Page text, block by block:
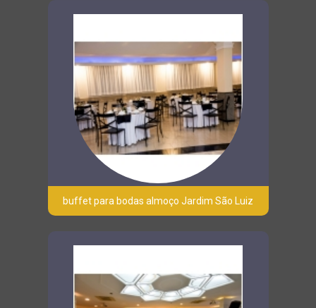
buffet para bodas almoço Jardim São Luiz